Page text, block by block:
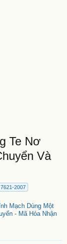
Te Nơ
Và
2007
Mạch Dùng Một
- Mã Hóa Nhận